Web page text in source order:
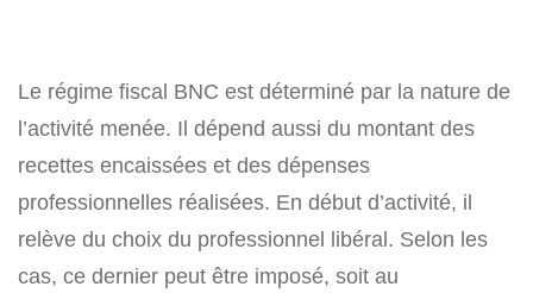
Le régime fiscal BNC est déterminé par la nature de
l’activité menée. Il dépend aussi du montant des
recettes encaissées et des dépenses
professionnelles réalisées. En début d’activité, il
relève du choix du professionnel libéral. Selon les
cas, ce dernier peut être imposé, soit au